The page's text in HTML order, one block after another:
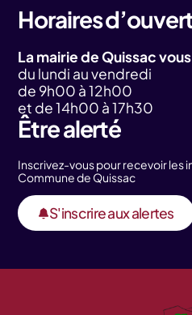
Horaires
La mairie de Quissac
du lundi au vendredi
de 9h00 à 12h00
et de 14h00 à 17h30
Être alerté
Inscrivez-vous pour recevoir les
Commune de Quissac
S'inscrire aux alertes